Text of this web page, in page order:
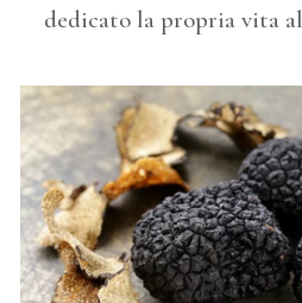
dedicato la propria vita